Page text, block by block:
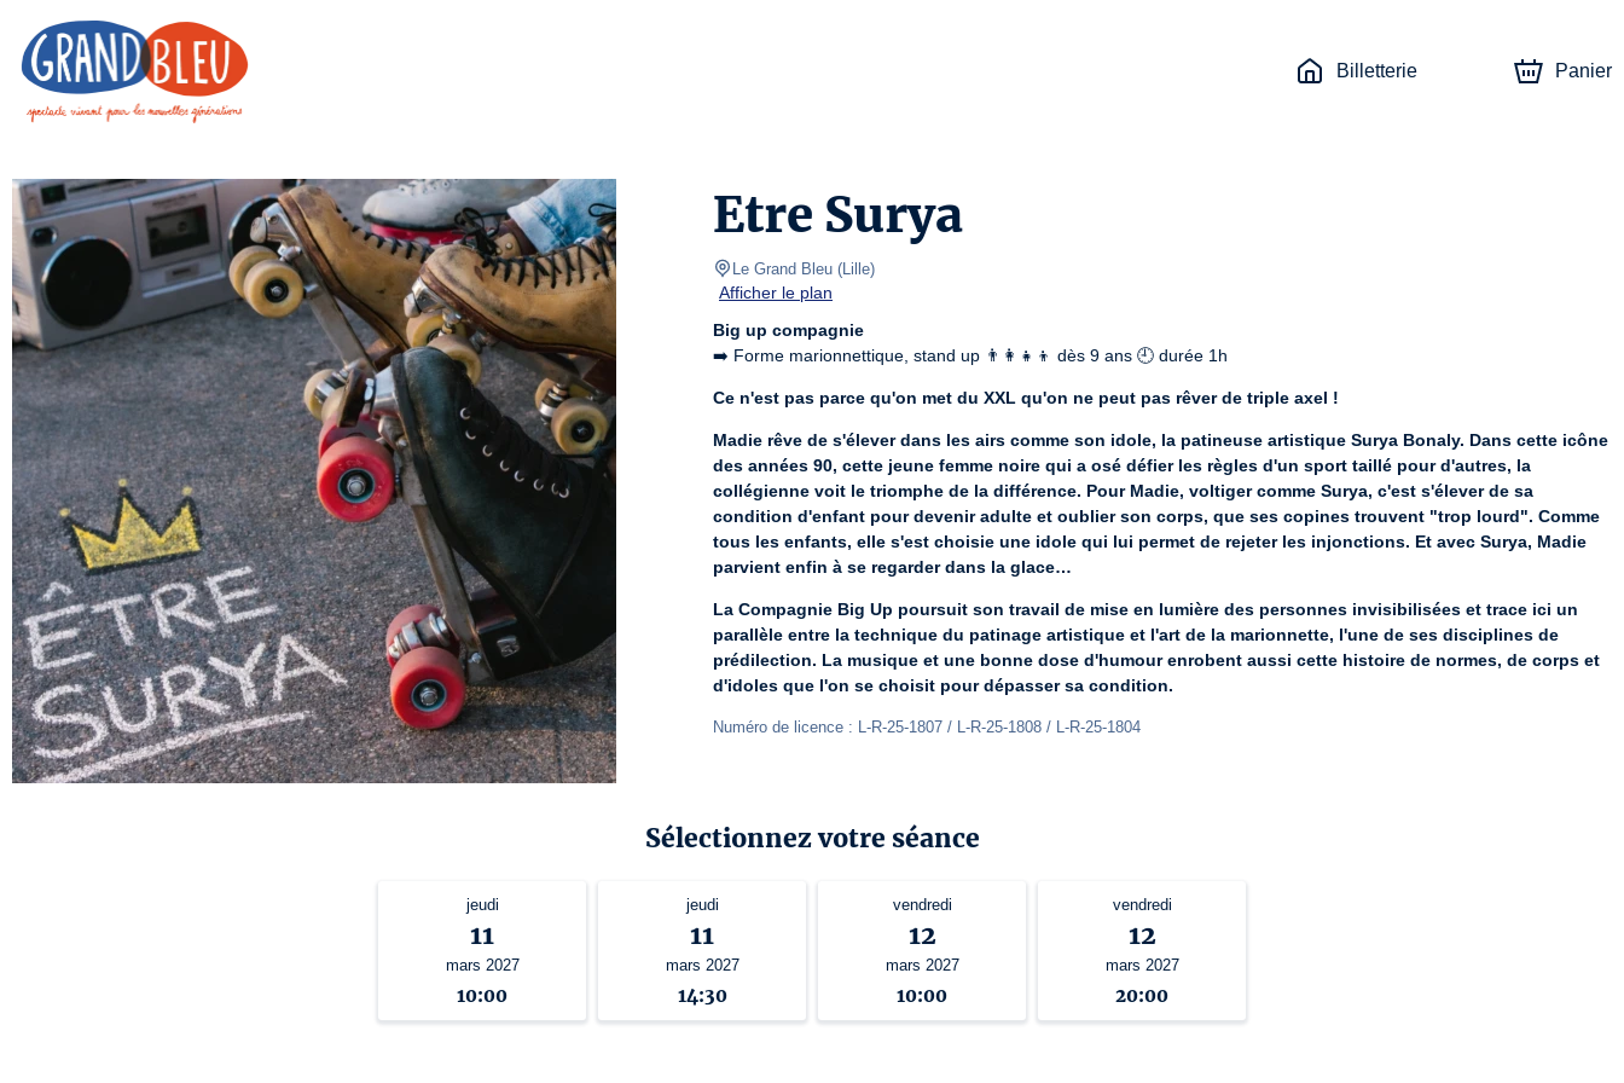
Billetterie Panier
Etre Surya
Le Grand Bleu (Lille)
Afficher le plan
Big up compagnie
➡️ Forme marionnettique, stand up 👨‍👩‍👧‍👦 dès 9 ans 🕘 durée 1h
Ce n'est pas parce qu'on met du XXL qu'on ne peut pas rêver de triple axel !
Madie rêve de s'élever dans les airs comme son idole, la patineuse artistique Surya Bonaly. Dans cette icône
des années 90, cette jeune femme noire qui a osé défier les règles d'un sport taillé pour d'autres, la
collégienne voit le triomphe de la différence. Pour Madie, voltiger comme Surya, c'est s'élever de sa
condition d'enfant pour devenir adulte et oublier son corps, que ses copines trouvent "trop lourd". Comme
tous les enfants, elle s'est choisie une idole qui lui permet de rejeter les injonctions. Et avec Surya, Madie
parvient enfin à se regarder dans la glace…
La Compagnie Big Up poursuit son travail de mise en lumière des personnes invisibilisées et trace ici un
parallèle entre la technique du patinage artistique et l'art de la marionnette, l'une de ses disciplines de
prédilection. La musique et une bonne dose d'humour enrobent aussi cette histoire de normes, de corps et
d'idoles que l'on se choisit pour dépasser sa condition.
Numéro de licence : L-R-25-1807 / L-R-25-1808 / L-R-25-1804
Sélectionnez votre séance
jeudi
11
mars 2027
10:00
jeudi
11
mars 2027
14:30
vendredi
12
mars 2027
10:00
vendredi
12
mars 2027
20:00